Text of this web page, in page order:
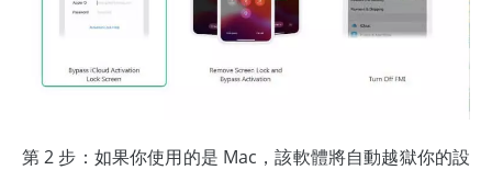
第 2 步：如果你使用的是 Mac，該軟體將自動越獄你的設